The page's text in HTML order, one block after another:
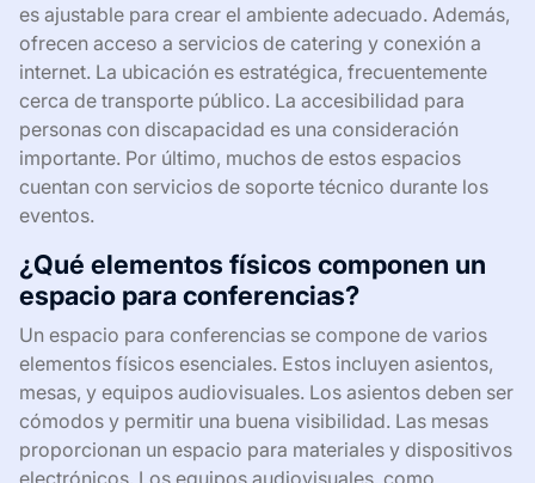
es ajustable para crear el ambiente adecuado. Además,
ofrecen acceso a servicios de catering y conexión a
internet. La ubicación es estratégica, frecuentemente
cerca de transporte público. La accesibilidad para
personas con discapacidad es una consideración
importante. Por último, muchos de estos espacios
cuentan con servicios de soporte técnico durante los
eventos.
¿Qué elementos físicos componen un
espacio para conferencias?
Un espacio para conferencias se compone de varios
elementos físicos esenciales. Estos incluyen asientos,
mesas, y equipos audiovisuales. Los asientos deben ser
cómodos y permitir una buena visibilidad. Las mesas
proporcionan un espacio para materiales y dispositivos